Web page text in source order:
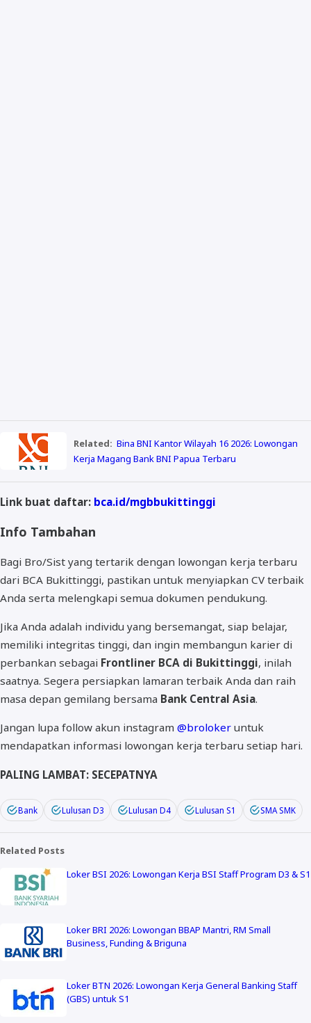
Related: Bina BNI Kantor Wilayah 16 2026: Lowongan
Kerja Magang Bank BNI Papua Terbaru
Link buat daftar: bca.id/mgbbukittinggi
Info Tambahan
Bagi Bro/Sist yang tertarik dengan lowongan kerja terbaru
dari BCA Bukittinggi, pastikan untuk menyiapkan CV terbaik
Anda serta melengkapi semua dokumen pendukung.
Jika Anda adalah individu yang bersemangat, siap belajar,
memiliki integritas tinggi, dan ingin membangun karier di
perbankan sebagai Frontliner BCA di Bukittinggi, inilah
saatnya. Segera persiapkan lamaran terbaik Anda dan raih
masa depan gemilang bersama Bank Central Asia.
Jangan lupa follow akun instagram @broloker untuk
mendapatkan informasi lowongan kerja terbaru setiap hari.
PALING LAMBAT: SECEPATNYA
Bank Lulusan D3 Lulusan D4 Lulusan S1 SMA SMK
Related Posts
Loker BSI 2026: Lowongan Kerja BSI Staff Program D3 & S1
Loker BRI 2026: Lowongan BBAP Mantri, RM Small
Business, Funding & Briguna
Loker BTN 2026: Lowongan Kerja General Banking Staff
(GBS) untuk S1